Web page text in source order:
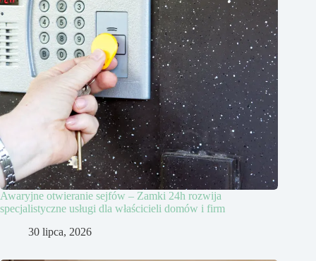
Awaryjne otwieranie sejfów – Zamki 24h rozwija
specjalistyczne usługi dla właścicieli domów i firm
30 lipca, 2026